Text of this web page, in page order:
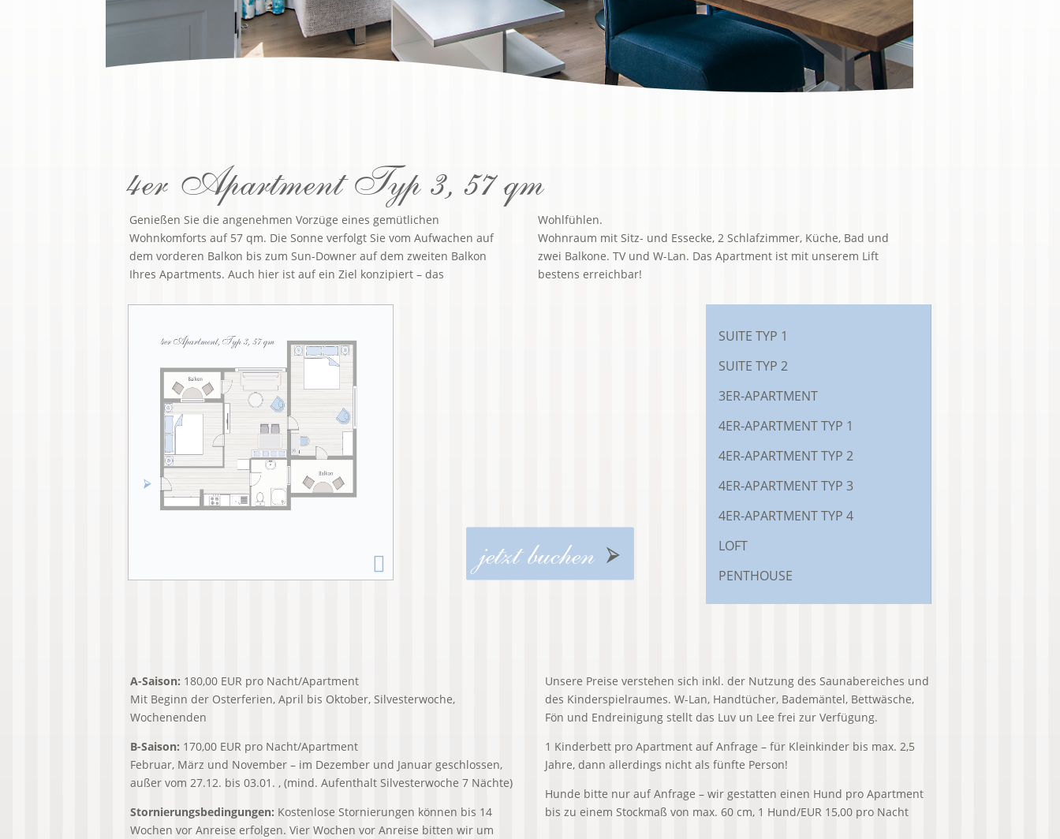
4er Apartment Typ 3, 57 qm
Genießen Sie die angenehmen Vorzüge eines gemütlichen
Wohnkomforts auf 57 qm. Die Sonne verfolgt Sie vom Aufwachen auf
dem vorderen Balkon bis zum Sun-Downer auf dem zweiten Balkon
Ihres Apartments. Auch hier ist auf ein Ziel konzipiert – das
Wohlfühlen.
Wohnraum mit Sitz- und Essecke, 2 Schlafzimmer, Küche, Bad und
zwei Balkone. TV und W-Lan. Das Apartment ist mit unserem Lift
bestens erreichbar!
jetzt buchen
SUITE TYP 1
SUITE TYP 2
3ER-APARTMENT
4ER-APARTMENT TYP 1
4ER-APARTMENT TYP 2
4ER-APARTMENT TYP 3
4ER-APARTMENT TYP 4
LOFT
PENTHOUSE
A-Saison: 180,00 EUR pro Nacht/Apartment
Mit Beginn der Osterferien, April bis Oktober, Silvesterwoche,
Wochenenden
B-Saison: 170,00 EUR pro Nacht/Apartment
Februar, März und November – im Dezember und Januar geschlossen,
außer vom 27.12. bis 03.01. , (mind. Aufenthalt Silvesterwoche 7 Nächte)
Stornierungsbedingungen: Kostenlose Stornierungen können bis 14
Wochen vor Anreise erfolgen. Vier Wochen vor Anreise bitten wir um
Unsere Preise verstehen sich inkl. der Nutzung des Saunabereiches und
des Kinderspielraumes. W-Lan, Handtücher, Bademäntel, Bettwäsche,
Fön und Endreinigung stellt das Luv un Lee frei zur Verfügung.
1 Kinderbett pro Apartment auf Anfrage – für Kleinkinder bis max. 2,5
Jahre, dann allerdings nicht als fünfte Person!
Hunde bitte nur auf Anfrage – wir gestatten einen Hund pro Apartment
bis zu einem Stockmaß von max. 60 cm, 1 Hund/EUR 15,00 pro Nacht